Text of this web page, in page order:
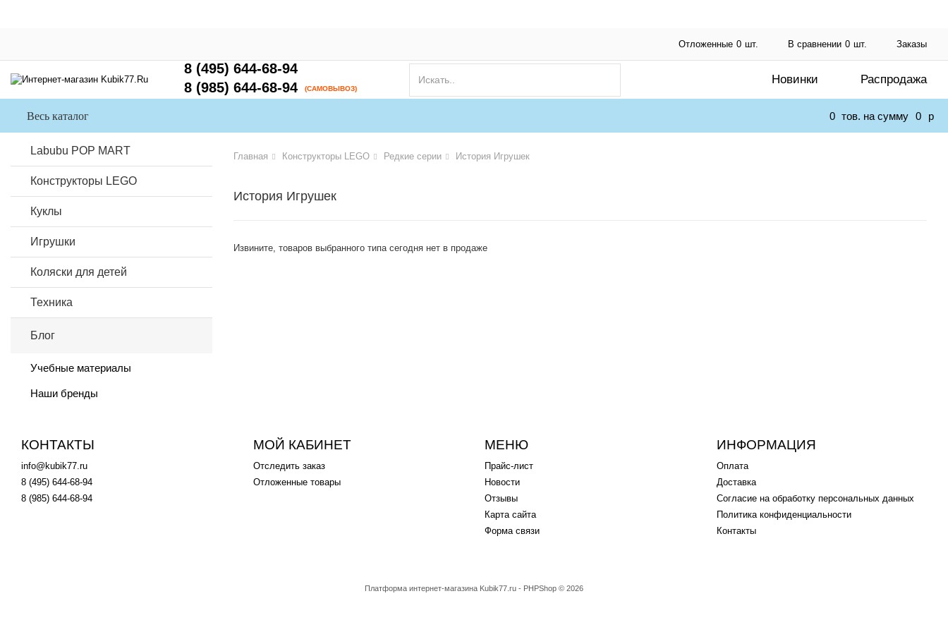
Отложенные 0 шт. В сравнении 0 шт. Заказы
8 (495) 644-68-94
8 (985) 644-68-94
(САМОВЫВОЗ)
Новинки Распродажа
Весь каталог 0 тов. на сумму 0 p
Labubu POP MART
Конструкторы LEGO
Куклы
Игрушки
Коляски для детей
Техника
Блог
Учебные материалы
Наши бренды
Главная Конструкторы LEGO Редкие серии История Игрушек
История Игрушек
Извините, товаров выбранного типа сегодня нет в продаже
КОНТАКТЫ
info@kubik77.ru
8 (495) 644-68-94
8 (985) 644-68-94
МОЙ КАБИНЕТ
Отследить заказ
Отложенные товары
МЕНЮ
Прайс-лист
Новости
Отзывы
Карта сайта
Форма связи
ИНФОРМАЦИЯ
Оплата
Доставка
Согласие на обработку персональных данных
Политика конфиденциальности
Контакты
Платформа интернет-магазина Kubik77.ru - PHPShop © 2026